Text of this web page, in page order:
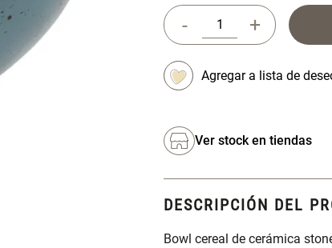
- +
Ver stock en tiendas
DESCRIPCIÓN DEL
Bowl cereal de cerámica